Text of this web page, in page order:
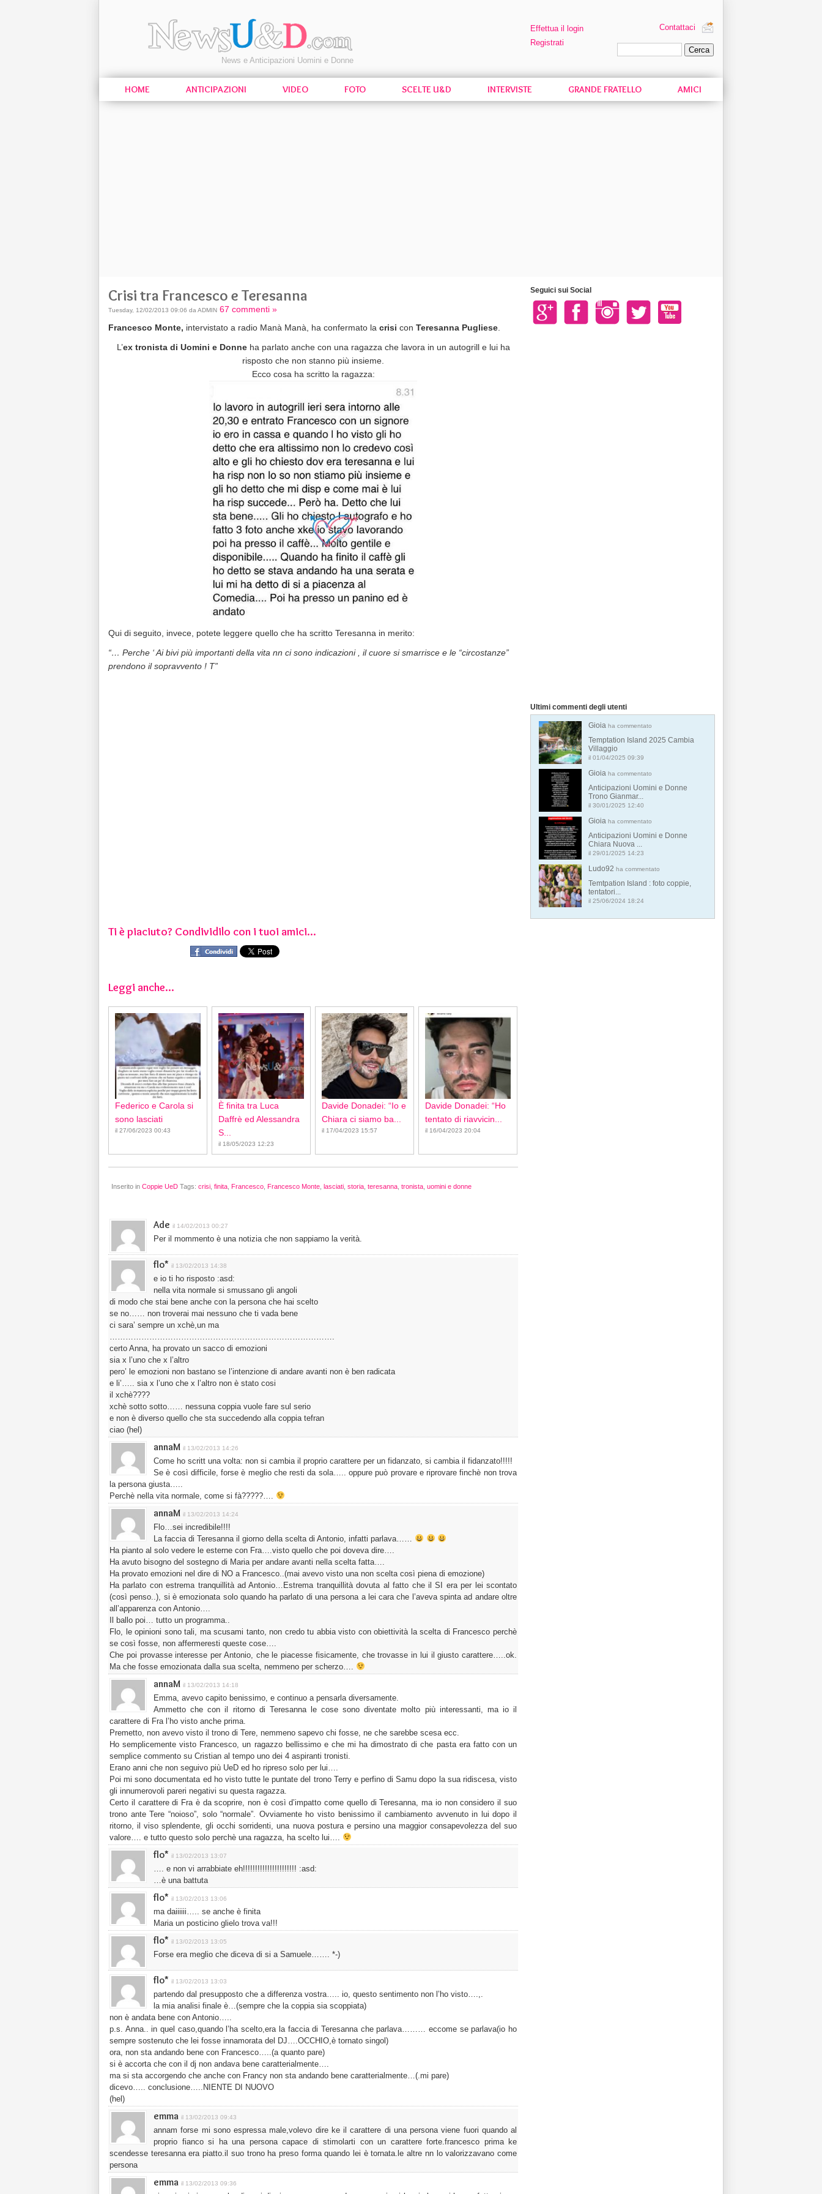
News e Anticipazioni Uomini e Donne
Effettua il login
Registrati
Contattaci
HOME ANTICIPAZIONI VIDEO FOTO SCELTE U&D INTERVISTE GRANDE FRATELLO AMICI
Crisi tra Francesco e Teresanna
Tuesday, 12/02/2013 09:06 da ADMIN 67 commenti »
Francesco Monte, intervistato a radio Manà Manà, ha confermato la crisi con Teresanna Pugliese
L’ex tronista di Uomini e Donneha parlato anche con una ragazza che lavora in un autogrill e lui ha
risposto che non stanno più insieme.
Ecco cosa ha scritto la ragazza:
Qui di seguito, invece, potete leggere quello che ha scritto Teresanna in merito:
“… Perche ‘ Ai bivi più importanti della vita nn ci sono indicazioni , il cuore si smarrisce e le “circostanze”
prendono il sopravvento ! T”
Ti è piaciuto? Condividilo con i tuoi amici...
Leggi anche...
Federico e Carola si
sono lasciati
il 27/06/2023 00:43
È finita tra Luca
Daffrè ed Alessandra
S...
il 18/05/2023 12:23
Davide Donadei: “Io e
Chiara ci siamo ba...
il 17/04/2023 15:57
Davide Donadei: “Ho
tentato di riavvicin...
il 16/04/2023 20:04
Inserito in Coppie UeD Tags: crisi finita Francesco Francesco Monte lasciati storia teresanna tronista uomini e donne
Ade il 14/02/2013 00:27
Per il mommento è una notizia che non sappiamo la verità.
flo* il 13/02/2013 14:38
e io ti ho risposto :asd:
nella vita normale si smussano gli angoli
di modo che stai bene anche con la persona che hai scelto
se no…… non troverai mai nessuno che ti vada bene
ci sara’ sempre un xchè,un ma
certo Anna, ha provato un sacco di emozioni
sia x l’uno che x l’altro
pero’ le emozioni non bastano se l’intenzione di andare avanti non è ben radicata
e li’….. sia x l’uno che x l’altro non è stato cosi
il xchè????
xchè sotto sotto…… nessuna coppia vuole fare sul serio
e non è diverso quello che sta succedendo alla coppia tefran
ciao (hel)
annaM il 13/02/2013 14:26
Come ho scritt una volta: non si cambia il proprio carattere per un fidanzato, si cambia il fidanzato!!!!!
Se è così difficile, forse è meglio che resti da sola….. oppure può provare e riprovare finchè non trova
la persona giusta…..
Perchè nella vita normale, come si fà?????….
annaM il 13/02/2013 14:24
Flo…sei incredibile!!!!
La faccia di Teresanna il giorno della scelta di Antonio, infatti parlava……
Ha pianto al solo vedere le esterne con Fra….visto quello che poi doveva dire….
Ha avuto bisogno del sostegno di Maria per andare avanti nella scelta fatta….
Ha provato emozioni nel dire di NO a Francesco..(mai avevo visto una non scelta così piena di emozione)
Ha parlato con estrema tranquillità ad Antonio…Estrema tranquillità dovuta al fatto che il SI era per lei scontato
(così penso..), si è emozionata solo quando ha parlato di una persona a lei cara che l’aveva spinta ad andare oltre
all’apparenza con Antonio….
Il ballo poi… tutto un programma..
Flo, le opinioni sono tali, ma scusami tanto, non credo tu abbia visto con obiettività la scelta di Francesco perchè
se così fosse, non affermeresti queste cose….
Che poi provasse interesse per Antonio, che le piacesse fisicamente, che trovasse in lui il giusto carattere…..ok.
Ma che fosse emozionata dalla sua scelta, nemmeno per scherzo….
annaM il 13/02/2013 14:18
Emma, avevo capito benissimo, e continuo a pensarla diversamente.
Ammetto che con il ritorno di Teresanna le cose sono diventate molto più interessanti, ma io il
carattere di Fra l’ho visto anche prima.
Premetto, non avevo visto il trono di Tere, nemmeno sapevo chi fosse, ne che sarebbe scesa ecc.
Ho semplicemente visto Francesco, un ragazzo bellissimo e che mi ha dimostrato di che pasta era fatto con un
semplice commento su Cristian al tempo uno dei 4 aspiranti tronisti.
Erano anni che non seguivo più UeD ed ho ripreso solo per lui….
Poi mi sono documentata ed ho visto tutte le puntate del trono Terry e perfino di Samu dopo la sua ridiscesa, visto
gli innumerovoli pareri negativi su questa ragazza.
Certo il carattere di Fra è da scoprire, non è così d’impatto come quello di Teresanna, ma io non considero il suo
trono ante Tere “noioso”, solo “normale”. Ovviamente ho visto benissimo il cambiamento avvenuto in lui dopo il
ritorno, il viso splendente, gli occhi sorridenti, una nuova postura e persino una maggior consapevolezza del suo
valore…. e tutto questo solo perchè una ragazza, ha scelto lui….
flo* il 13/02/2013 13:07
…. e non vi arrabbiate eh!!!!!!!!!!!!!!!!!!!!!! :asd:
…è una battuta
flo* il 13/02/2013 13:06
ma daiiiiii….. se anche è finita
Maria un posticino glielo trova va!!!
flo* il 13/02/2013 13:05
Forse era meglio che diceva di si a Samuele……. *-)
flo* il 13/02/2013 13:03
partendo dal presupposto che a differenza vostra….. io, questo sentimento non l’ho visto….,.
la mia analisi finale è…(sempre che la coppia sia scoppiata)
non è andata bene con Antonio…..
p.s. Anna.. in quel caso,quando l’ha scelto,era la faccia di Teresanna che parlava……… eccome se parlava(io ho
sempre sostenuto che lei fosse innamorata del DJ….OCCHIO,è tornato singol)
ora, non sta andando bene con Francesco…..(a quanto pare)
si è accorta che con il dj non andava bene caratterialmente….
ma si sta accorgendo che anche con Francy non sta andando bene caratterialmente…(.mi pare)
dicevo….. conclusione…..NIENTE DI NUOVO
(hel)
emma il 13/02/2013 09:43
annam forse mi sono espressa male,volevo dire ke il carattere di una persona viene fuori quando al
proprio fianco si ha una persona capace di stimolarti con un carattere forte.francesco prima ke
scendesse teresanna era piatto.il suo trono ha preso forma quando lei è tornata.le altre nn lo valorizzavano come
persona
emma il 13/02/2013 09:36
Seguici sui Social
Ultimi commenti degli utenti
Gioia ha commentato
Temptation Island 2025 Cambia
Villaggio
il 01/04/2025 09:39
Gioia ha commentato
Anticipazioni Uomini e Donne
Trono Gianmar...
il 30/01/2025 12:40
Gioia ha commentato
Anticipazioni Uomini e Donne
Chiara Nuova ...
il 29/01/2025 14:23
Ludo92 ha commentato
Temtpation Island : foto coppie,
tentatori...
il 25/06/2024 18:24